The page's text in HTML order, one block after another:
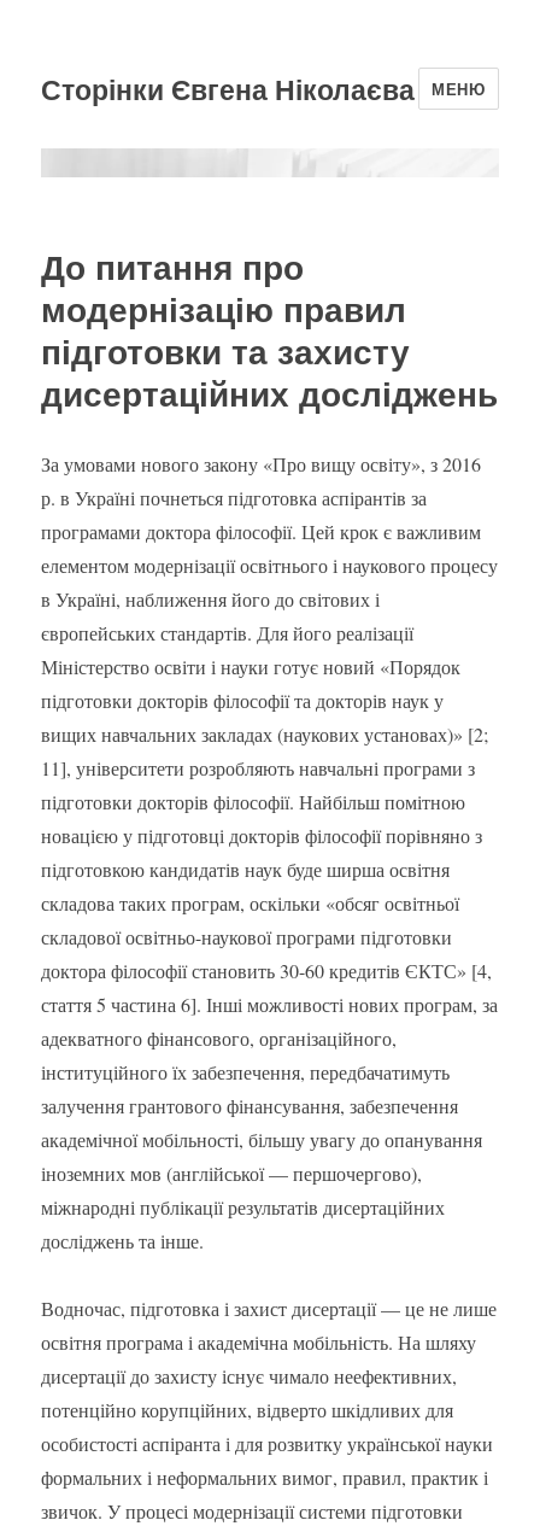
Сторінки Євгена Ніколаєва МЕНЮ
До питання про
модернізацію правил
підготовки та захисту
дисертаційних досліджень
За умовами нового закону «Про вищу освіту», з 2016
р. в Україні почнеться підготовка аспірантів за
програмами доктора філософії. Цей крок є важливим
елементом модернізації освітнього і наукового процесу
в Україні, наближення його до світових і
європейських стандартів. Для його реалізації
Міністерство освіти і науки готує новий «Порядок
підготовки докторів філософії та докторів наук у
вищих навчальних закладах (наукових установах)» [2;
11], університети розробляють навчальні програми з
підготовки докторів філософії.Найбільш помітною
новацією у підготовці докторів філософії порівняно з
підготовкою кандидатів наук буде ширша освітня
складова таких програм, оскільки «обсяг освітньої
складової освітньо-наукової програми підготовки
доктора філософії становить 30-60 кредитів ЄКТС» [4,
стаття 5 частина 6]. Інші можливості нових програм, за
адекватного фінансового, організаційного,
інституційного їх забезпечення, передбачатимуть
залучення грантового фінансування, забезпечення
академічної мобільності, більшу увагу до опанування
іноземних мов (англійської — першочергово),
міжнародні публікації результатів дисертаційних
досліджень та інше.
Водночас, підготовка і захист дисертації — це не лише
освітня програма і академічна мобільність. На шляху
дисертації до захисту існує чимало неефективних,
потенційно корупційних, відверто шкідливих для
особистості аспіранта і для розвитку української науки
формальних і неформальних вимог, правил, практик і
звичок. У процесі модернізації системи підготовки